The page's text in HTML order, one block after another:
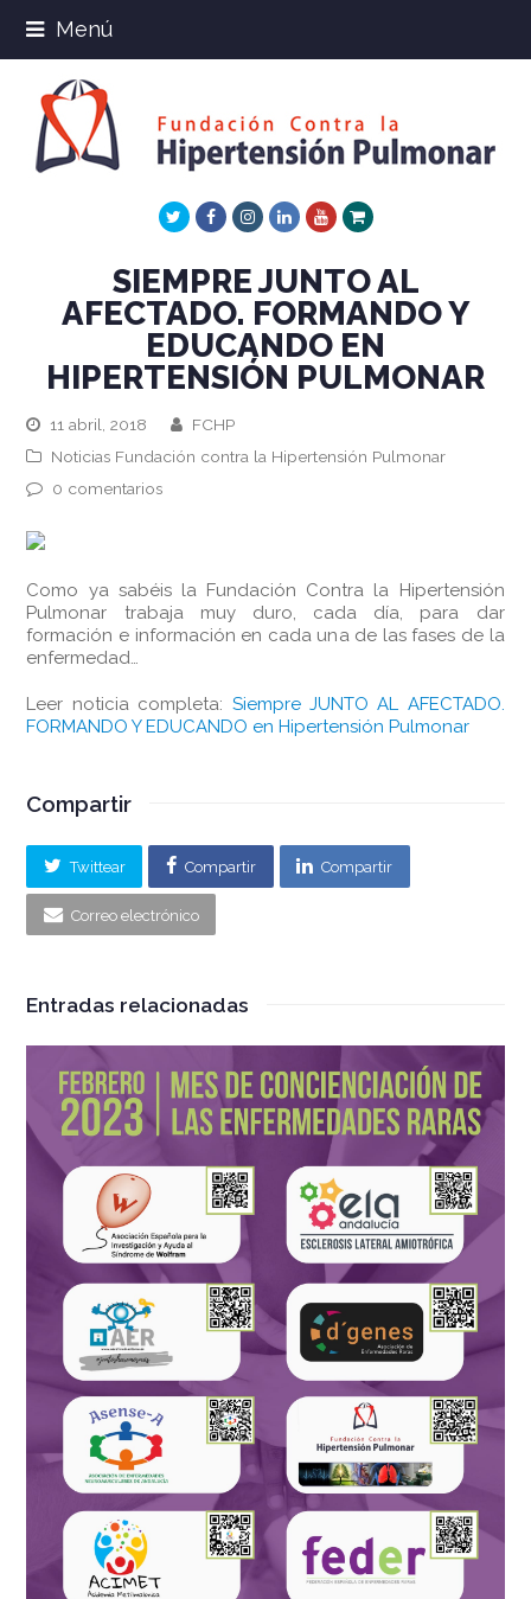
Menú
TwitterFacebookInstagram
LinkedInYoutube
Xing
SIEMPRE JUNTO AL
AFECTADO. FORMANDO Y
EDUCANDO EN
HIPERTENSIÓN PULMONAR
11 abril, 2018
FCHP
Noticias Fundación contra la Hipertensión Pulmonar
0 comentarios
Como ya sabéis la Fundación Contra la Hipertensión
Pulmonar trabaja muy duro, cada día, para dar
formación e información en cada una de las fases de la
enfermedad…
Leer noticia completa: Siempre JUNTO AL AFECTADO.
FORMANDO Y EDUCANDO en Hipertensión Pulmonar
Compartir
Twittear Compartir Compartir
Correo electrónico
Entradas relacionadas